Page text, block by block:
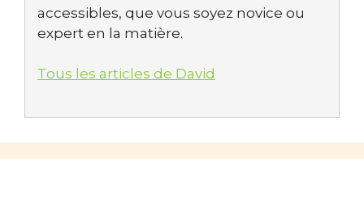
accessibles, que vous soyez novice ou
expert en la matière.
Tous les articles de David